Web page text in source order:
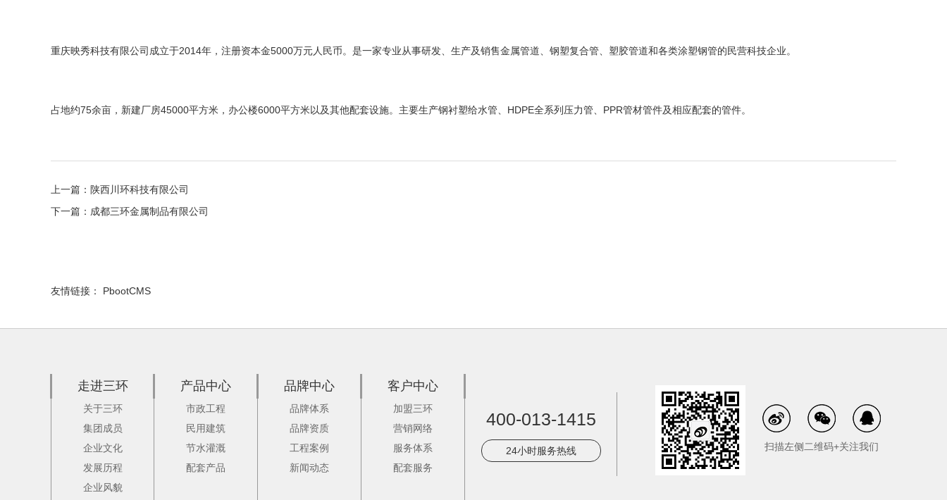
重庆映秀科技有限公司成立于2014年，注册资本金5000万元人民币。是一家专业从事研发、生产及销售金属管道、钢塑复合管、塑胶管道和各类涂塑钢管的民营科技企业。
占地约75余亩，新建厂房45000平方米，办公楼6000平方米以及其他配套设施。主要生产钢衬塑给水管、HDPE全系列压力管、PPR管材管件及相应配套的管件。
上一篇： 陕西川环科技有限公司
下一篇： 成都三环金属制品有限公司
友情链接： PbootCMS
走进三环
关于三环
集团成员
企业文化
发展历程
企业风貌
产品中心
市政工程
民用建筑
节水灌溉
配套产品
品牌中心
品牌体系
品牌资质
工程案例
新闻动态
客户中心
加盟三环
营销网络
服务体系
配套服务
400-013-1415
24小时服务热线 扫描左侧二维码+关注我们